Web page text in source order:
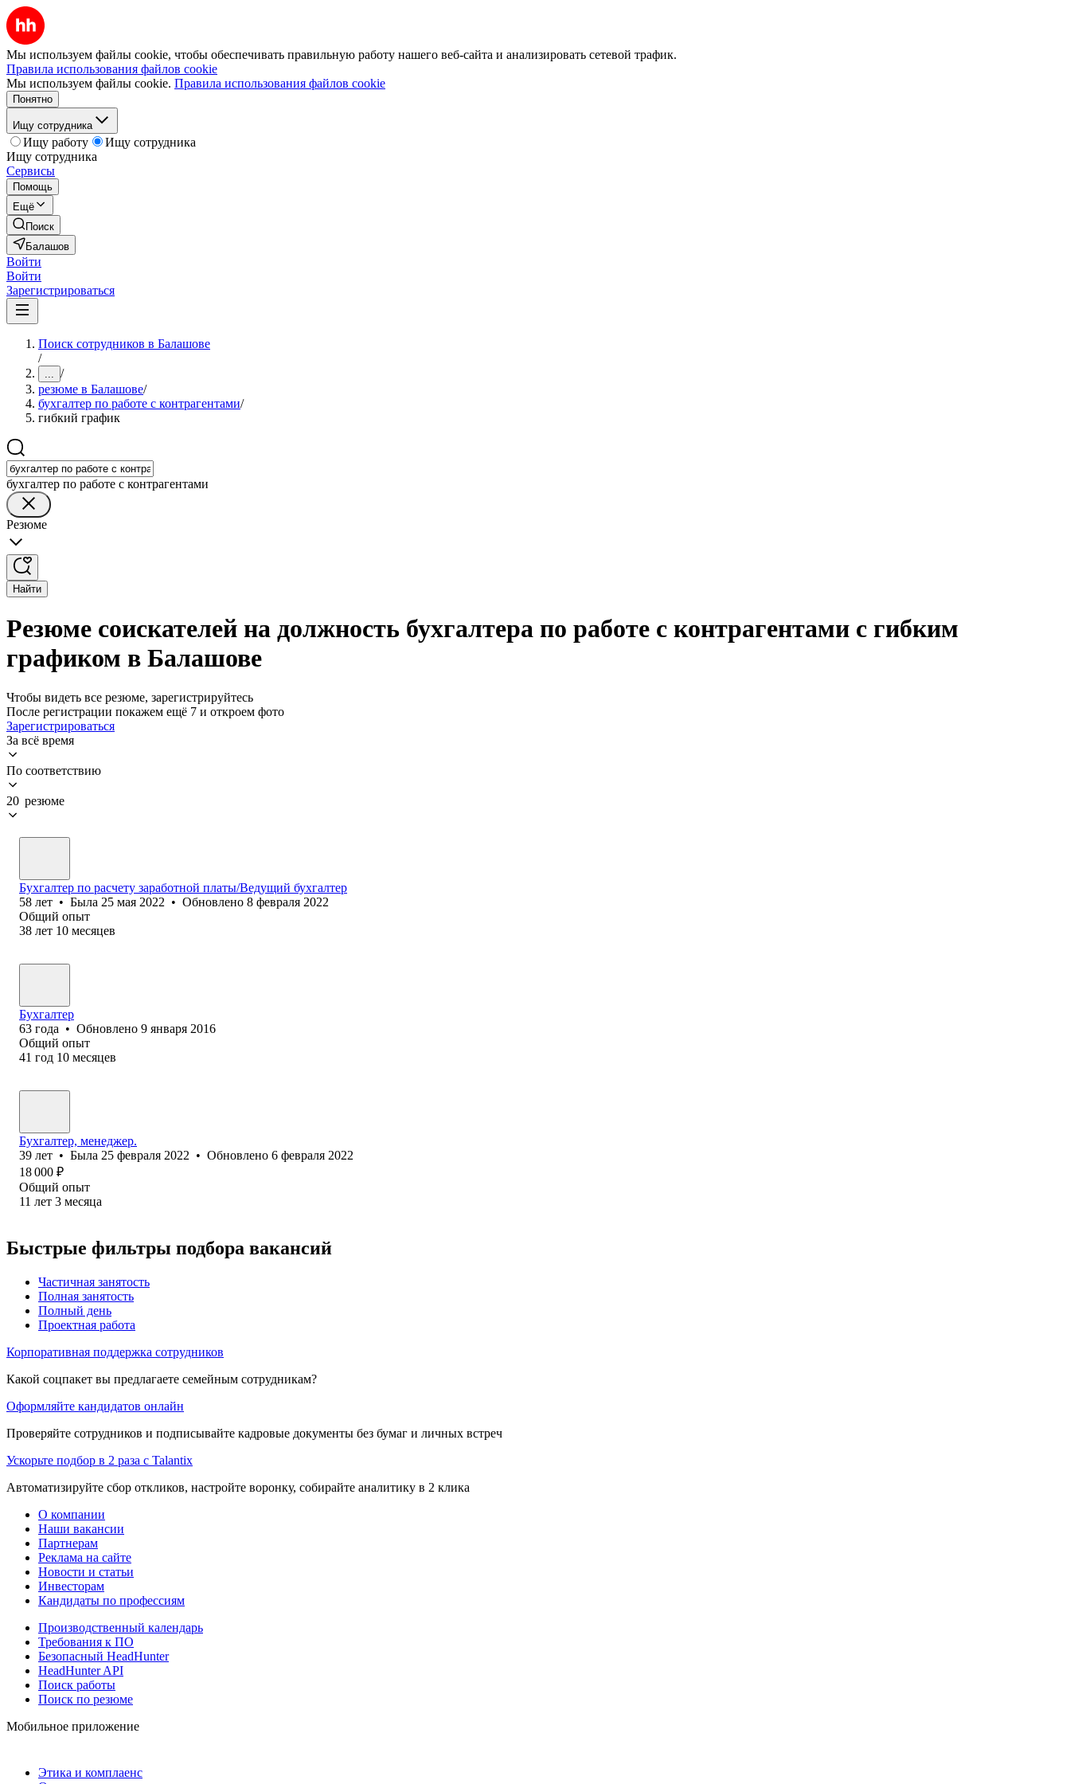
Мы используем файлы cookie, чтобы обеспечивать правильную работу нашего веб-сайта и анализировать сетевой трафик.
Правила использования файлов cookie
Мы используем файлы cookie. Правила использования файлов cookie
Понятно
Ищу сотрудника
Ищу работу
Ищу сотрудника
Ищу сотрудника
Сервисы
Помощь
Ещё
Поиск
Балашов
Войти
Войти
Зарегистрироваться
Поиск сотрудников в Балашове
/
... /
резюме в Балашове/
бухгалтер по работе с контрагентами/
гибкий график
бухгалтер по работе с контрагентами
Резюме
Найти
Резюме соискателей на должность бухгалтера по работе с контрагентами с гибким
графиком в Балашове
Чтобы видеть все резюме, зарегистрируйтесь
После регистрации покажем ещё 7 и откроем фото
Зарегистрироваться
За всё время
По соответствию
20 резюме
Бухгалтер по расчету заработной платы/Ведущий бухгалтер
58 лет • Была 25 мая 2022 • Обновлено 8 февраля 2022
Общий опыт
38 лет 10 месяцев
Бухгалтер
63 года • Обновлено 9 января 2016
Общий опыт
41 год 10 месяцев
Бухгалтер, менеджер.
39 лет • Была 25 февраля 2022 • Обновлено 6 февраля 2022
18 000 ₽
Общий опыт
11 лет 3 месяца
Быстрые фильтры подбора вакансий
Частичная занятость
Полная занятость
Полный день
Проектная работа
Корпоративная поддержка сотрудников
Какой соцпакет вы предлагаете семейным сотрудникам?
Оформляйте кандидатов онлайн
Проверяйте сотрудников и подписывайте кадровые документы без бумаг и личных встреч
Ускорьте подбор в 2 раза с Talantix
Автоматизируйте сбор откликов, настройте воронку, собирайте аналитику в 2 клика
О компании
Наши вакансии
Партнерам
Реклама на сайте
Новости и статьи
Инвесторам
Кандидаты по профессиям
Производственный календарь
Требования к ПО
Безопасный HeadHunter
HeadHunter API
Поиск работы
Поиск по резюме
Мобильное приложение
Этика и комплаенс